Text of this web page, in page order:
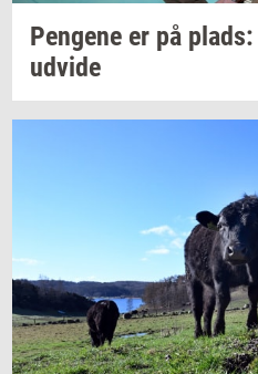
Pen­ge­ne er på plads:
ud­vi­de